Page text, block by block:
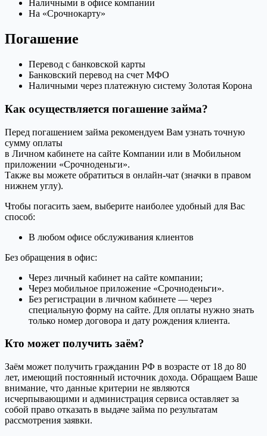
Наличными в офисе компании
На «Срочнокарту»
Погашение
Перевод с банковской карты
Банковский перевод на счет МФО
Наличными через платежную систему Золотая Корона
Как осуществляется погашение займа?
Перед погашением займа рекомендуем Вам узнать точную
сумму оплаты
в Личном кабинете на сайте Компании или в Мобильном
приложении «Срочноденьги».
Также вы можете обратиться в онлайн-чат (значки в правом
нижнем углу).
Чтобы погасить заем, выберите наиболее удобный для Вас
способ:
В любом офисе обслуживания клиентов
Без обращения в офис:
Через личный кабинет на сайте компании;
Через мобильное приложение «Срочноденьги».
Без регистрации в личном кабинете — через
специальную форму на сайте. Для оплаты нужно знать
только номер договора и дату рождения клиента.
Кто может получить заём?
Заём может получить гражданин РФ в возрасте от 18 до 80
лет, имеющий постоянный источник дохода. Обращаем Ваше
внимание, что данные критерии не являются
исчерпывающими и администрация сервиса оставляет за
собой право отказать в выдаче займа по результатам
рассмотрения заявки.